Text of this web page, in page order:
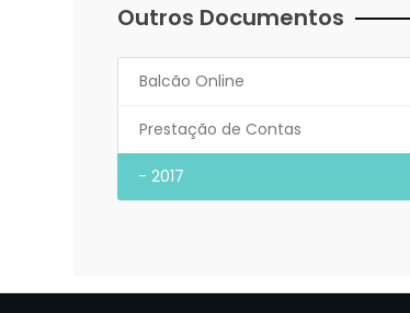
Outros Documentos
Balcão Online
Prestação de Contas
- 2017